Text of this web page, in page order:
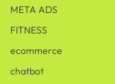
META ADS
FITNESS
ecommerce
chatbot